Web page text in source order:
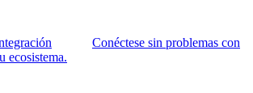
Conéctese sin problemas con
ecosistema.